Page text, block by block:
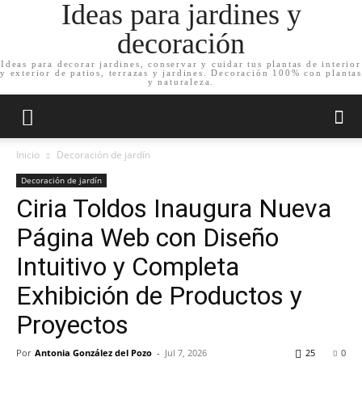
Ideas para jardines y
decoración
Ideas para decorar jardines, conservar y cuidar tus plantas de interior
y exterior de patios, terrazas y jardines. Decoración 100% con plantas
y naturaleza.
Inicio Decoración de jardín
Decoración de jardín
Ciria Toldos Inaugura Nueva
Página Web con Diseño
Intuitivo y Completa
Exhibición de Productos y
Proyectos
Por Antonia González del Pozo - Jul 7, 2026 0
25